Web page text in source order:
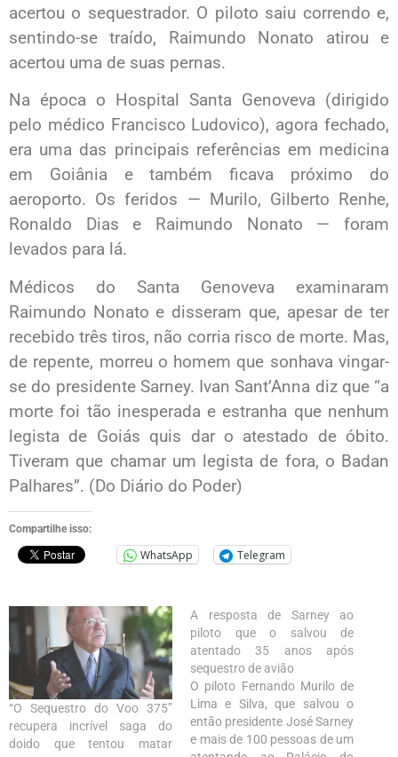
acertou o sequestrador. O piloto saiu correndo e,
sentindo-se traído, Raimundo Nonato atirou e
acertou uma de suas pernas.
Na época o Hospital Santa Genoveva (dirigido
pelo médico Francisco Ludovico), agora fechado,
era uma das principais referências em medicina
em Goiânia e também ficava próximo do
aeroporto. Os feridos — Murilo, Gilberto Renhe,
Ronaldo Dias e Raimundo Nonato — foram
levados para lá.
Médicos do Santa Genoveva examinaram
Raimundo Nonato e disseram que, apesar de ter
recebido três tiros, não corria risco de morte. Mas,
de repente, morreu o homem que sonhava vingar-
se do presidente Sarney. Ivan Sant’Anna diz que “a
morte foi tão inesperada e estranha que nenhum
legista de Goiás quis dar o atestado de óbito.
Tiveram que chamar um legista de fora, o Badan
Palhares”. (Do Diário do Poder)
Compartilhe isso:
WhatsApp Telegram
“O Sequestro do Voo 375”
recupera incrível saga do
doido que tentou matar
A resposta de Sarney ao
piloto que o salvou de
atentado 35 anos após
sequestro de avião
O piloto Fernando Murilo de
Lima e Silva, que salvou o
então presidente José Sarney
e mais de 100 pessoas de um